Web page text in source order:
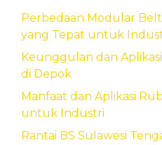
Perbedaan Modular
yang Tepat untuk
Keunggulan dan
di Depok
Manfaat dan Aplikasi
untuk Industri
Rantai BS Sulawesi